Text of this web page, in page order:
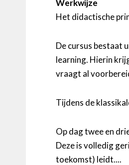
Werkwijze
Het didactische
De cursus bestaat
learning. Hierin
vraagt al
Tijdens de
Op dag twee en
Deze is volledig
toekomst) leidt....